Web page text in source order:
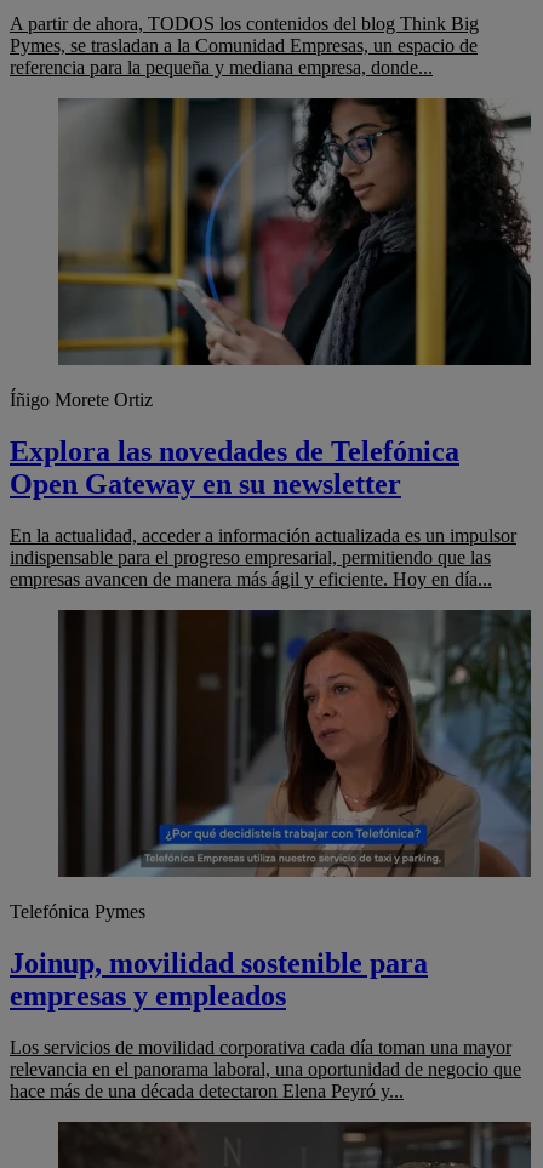
A partir de ahora, TODOS los contenidos del blog Think Big
Pymes, se trasladan a la Comunidad Empresas, un espacio de
referencia para la pequeña y mediana empresa, donde...
Íñigo Morete Ortiz
Explora las novedades de Telefónica
Open Gateway en su newsletter
En la actualidad, acceder a información actualizada es un impulsor
indispensable para el progreso empresarial, permitiendo que las
empresas avancen de manera más ágil y eficiente. Hoy en día...
Telefónica Pymes
Joinup, movilidad sostenible para
empresas y empleados
Los servicios de movilidad corporativa cada día toman una mayor
relevancia en el panorama laboral, una oportunidad de negocio que
hace más de una década detectaron Elena Peyró y...